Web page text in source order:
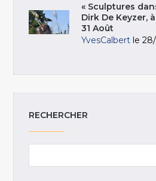
« Sculptures
Dirk De Keyzer,
31 Août
YvesCalbert le
RECHERCHER